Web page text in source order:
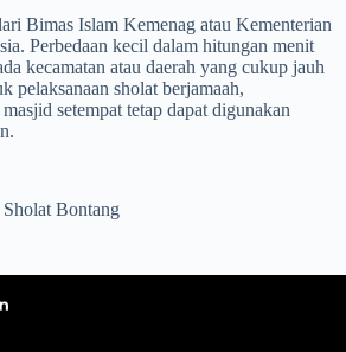
Bimas Islam Kemenag atau Kementerian
Perbedaan kecil dalam hitungan menit
kecamatan atau daerah yang cukup jauh
pelaksanaan sholat berjamaah,
setempat tetap dapat digunakan
Bontang